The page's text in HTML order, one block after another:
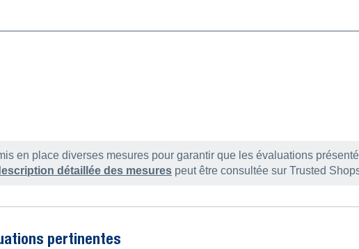
en place diverses mesures pour garantir que les évaluations
détaillée des mesures peut être consultée sur Trusted
pertinentes